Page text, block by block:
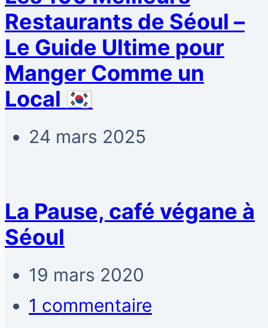
Restaurants de Séoul –
Le Guide Ultime pour
Manger Comme un
Local 🇰🇷
24 mars 2025
La Pause, café végane à
Séoul
19 mars 2020
1 commentaire